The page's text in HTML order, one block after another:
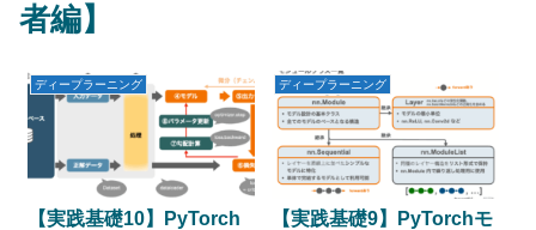
者編】
ディープラーニング
【実践基礎10】PyTorch
ディープラーニング
【実践基礎9】PyTorchモ